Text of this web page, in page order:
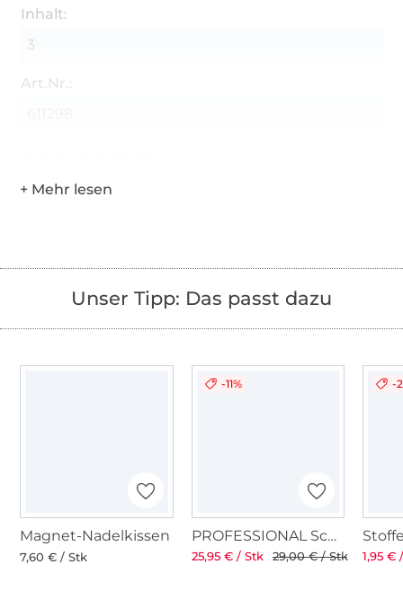
Inhalt:
3
Art.Nr.:
Unser Tipp: Das passt dazu
Magnet-Nadelkissen
7,60 € / Stk
-11%
PROFESSIONAL Schneiderschere 8" 21 cm
25,95 € / Stk 29,00 € / Stk
-
1,95 €